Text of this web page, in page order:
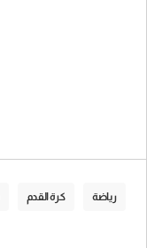
رياضة كرة القدم